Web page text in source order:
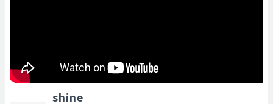
shine